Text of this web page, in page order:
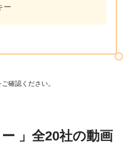
ー
確認ください。
」全20社の動画